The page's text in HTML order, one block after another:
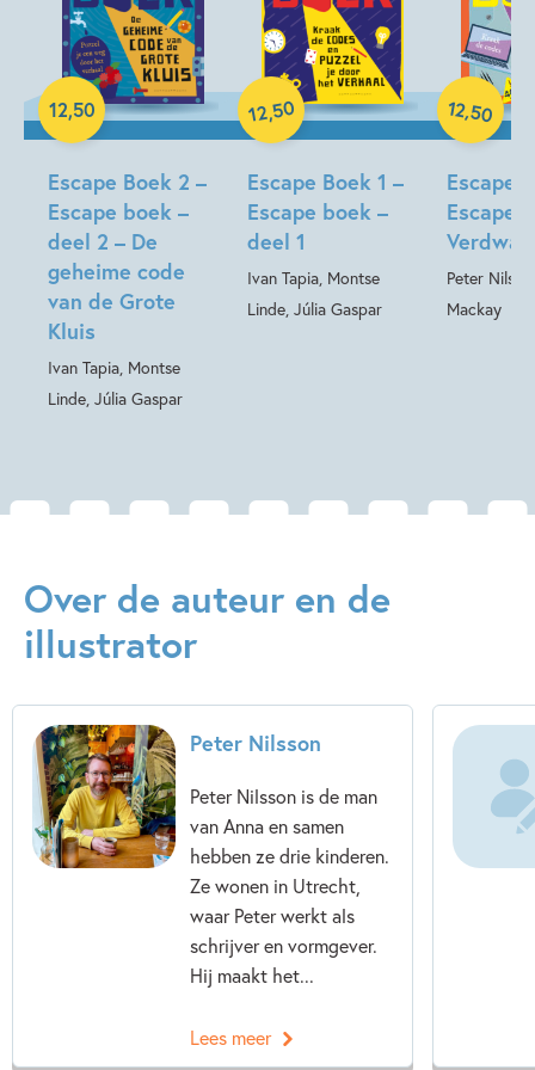
Menno Mackay
Escape Boek 2 –
Escape boek –
deel 2 – De
geheime code
van de Grote
Kluis
Ivan Tapia, Montse
Linde, Júlia Gaspar
12,50
Paperback
Escape Boek 1 –
Escape boek –
deel 1
Ivan Tapia, Montse
Linde, Júlia Gaspar
12,50
Paperback
Escape
Escape
Peter
Mackay
12,50
Paperback
Over de auteur en de
illustrator
Peter Nilsson
Peter Nilsson is de man
van Anna en samen
hebben ze drie kinderen.
Ze wonen in Utrecht,
waar Peter werkt als
schrijver en vormgever.
Hij maakt het...
Lees meer